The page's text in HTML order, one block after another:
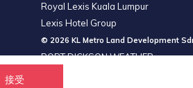
接受
Royal Lexis Kuala Lumpur
Lexis Hotel Group
© 2026 KL Metro Land Development
PORT DICKSON WEATHER